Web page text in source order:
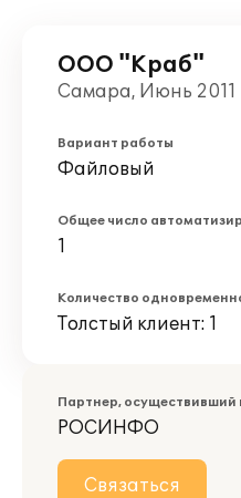
ООО "Краб"
Самара, Июнь 2011
Вариант работы
Файловый
Общее число
1
Количество
Толстый клиент: 1
Партнер, осуществивший
РОСИНФО
Связаться